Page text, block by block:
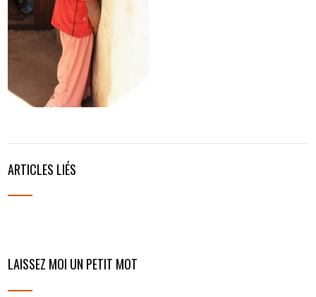
ARTICLES LIÉS
LAISSEZ MOI UN PETIT MOT